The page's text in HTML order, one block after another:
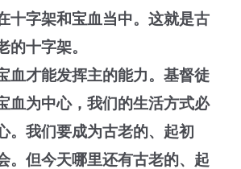
十字架和宝血当中。这就是古
的十字架。
血才能发挥主的能力。基督徒
血为中心，我们的生活方式必
。我们要成为古老的、起初
。但今天哪里还有古老的、起